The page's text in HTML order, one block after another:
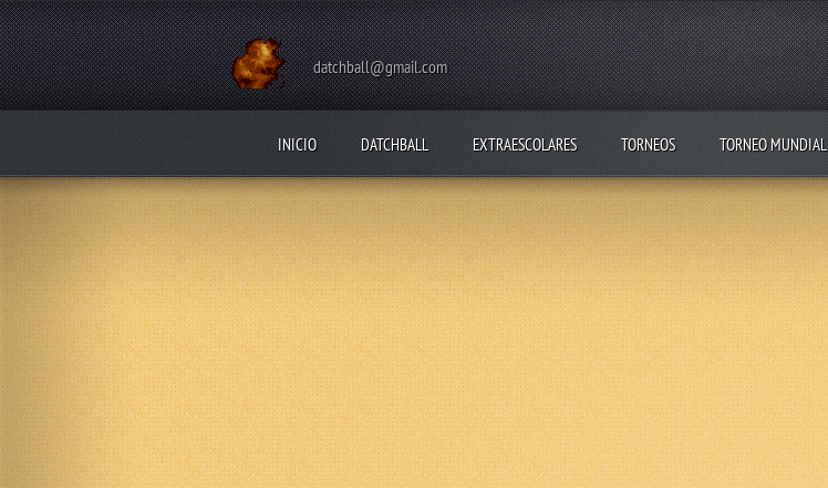
datchball@gmail.com
INICIO DATCHBALL EXTRAESCOLARES TORNEOS TORNEO MUNDIAL